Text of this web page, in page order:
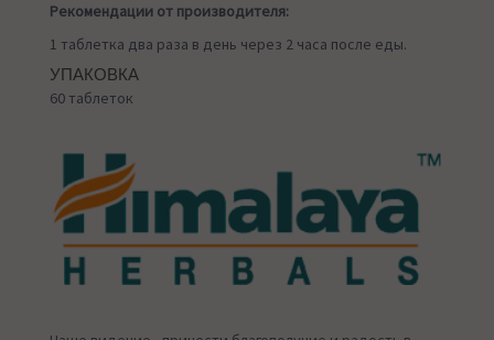
Рекомендации от производителя:
1 таблетка два раза в день через 2 часа после еды.
УПАКОВКА
60 таблеток